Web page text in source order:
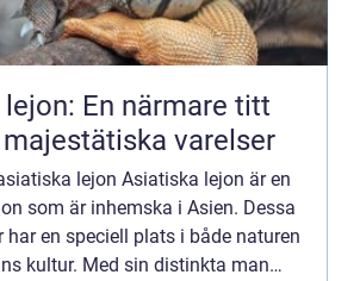
En närmare titt
varelser
lejon Asiatiska lejon är en
som är inhemska i Asien. Dessa
en speciell plats i både naturen
kultur. Med sin distinkta man